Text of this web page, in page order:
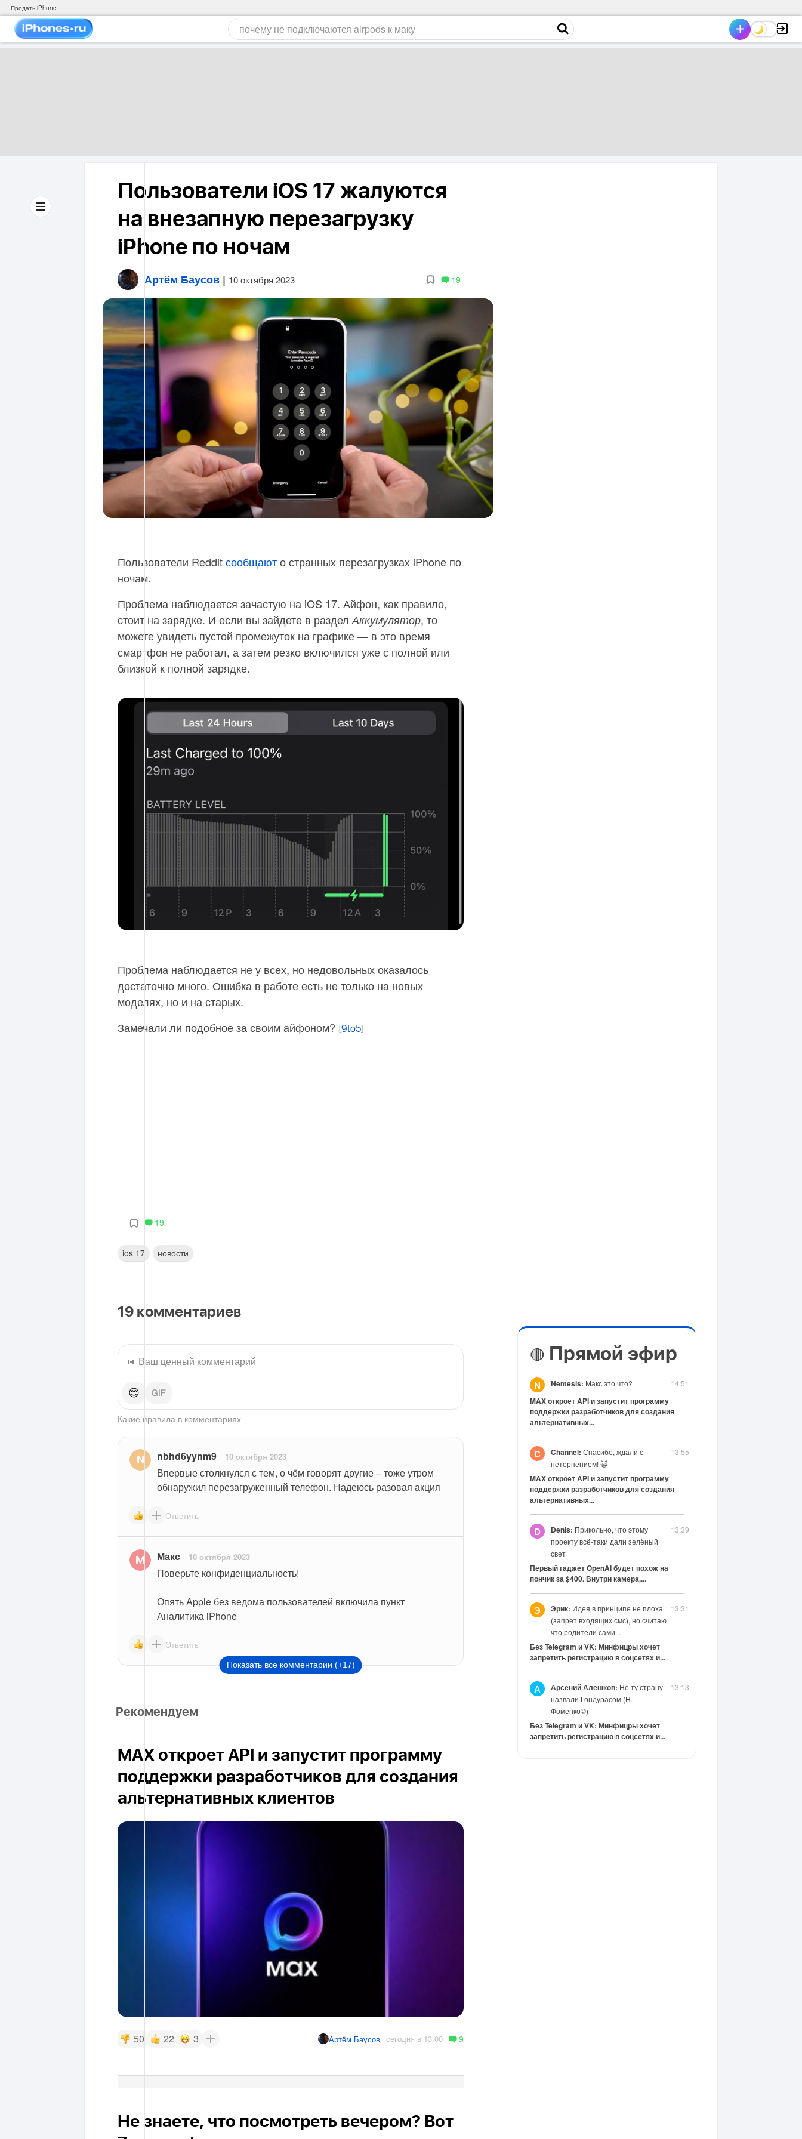
Продать iPhone
Пользователи iOS 17 жалуются
на внезапную перезагрузку
iPhone по ночам
Артём Баусов | 10 октября 2023 19
Пользователи Redditсообщаюто странных перезагрузках iPhone по
ночам.
Проблема наблюдается зачастую на iOS 17. Айфон, как правило,
стоит на зарядке. И если вы зайдете в раздел Аккумулятор, то
можете увидеть пустой промежуток на графике — в это время
смартфон не работал, а затем резко включился уже с полной или
близкой к полной зарядке.
Проблема наблюдается не у всех, но недовольных оказалось
достаточно много. Ошибка в работе есть не только на новых
моделях, но и на старых.
Замечали ли подобное за своим айфоном?
9to5
19
ios 17 новости
19 комментариев
😊
Какие правила в комментариях
nbhd6yynm9 10 октября 2023
Впервые столкнулся с тем, о чём говорят другие – тоже утром
обнаружил перезагруженный телефон. Надеюсь разовая акция
Ответить
Макс 10 октября 2023
Поверьте конфиденциальность!
Опять Apple без ведома пользователей включила пункт
Аналитика iPhone
Ответить
Показать все комментарии (+17)
Рекомендуем
MAX откроет API и запустит программу
поддержки разработчиков для создания
альтернативных клиентов
50 22 3 Артём Баусов сегодня в 13:00 9
Не знаете, что посмотреть вечером? Вот
🔴 Прямой эфир
14:51
N Nemesis: Макс это что?
MAX откроет API и запустит программу
поддержки разработчиков для создания
альтернативных...
13:55
C Channel: Спасибо, ждали с
нетерпением! 😺
MAX откроет API и запустит программу
поддержки разработчиков для создания
альтернативных...
13:39
D Denis: Прикольно, что этому
проекту всё-таки дали зелёный
свет
Первый гаджет OpenAI будет похож на
пончик за $400. Внутри камера,...
13:31
Э Эрик: Идея в принципе не плоха
(запрет входящих смс), но считаю
что родители сами...
Без Telegram и VK: Минфицры хочет
запретить регистрацию в соцсетях и...
13:13
А Арсений Алешков: Не ту страну
назвали Гондурасом (Н.
Фоменко©)
Без Telegram и VK: Минфицры хочет
запретить регистрацию в соцсетях и...